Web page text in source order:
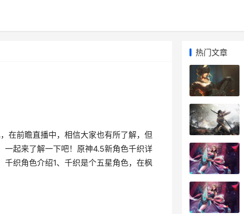
在前瞻直播中，相信大家也有所了解，但
一起来了解一下吧！原神4.5新角色千织详
织角色介绍1、千织是个五星角色，在枫
热门文章